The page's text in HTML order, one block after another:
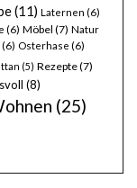
(11) Laternen (6)
(6) Möbel (7) Natur
(6) Osterhase (6)
(5) Rezepte(7)
(8)
(25)